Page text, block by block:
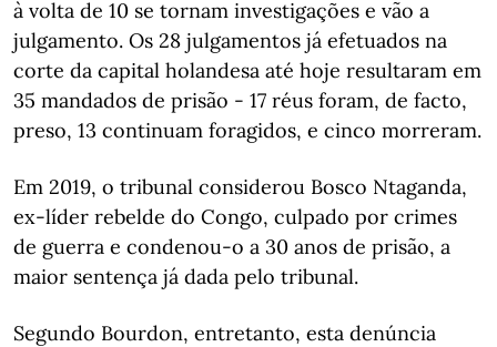
à volta de 10 se tornam investigações e vão a
julgamento. Os 28 julgamentos já efetuados na
corte da capital holandesa até hoje resultaram em
35 mandados de prisão - 17 réus foram, de facto,
preso, 13 continuam foragidos, e cinco morreram.
Em 2019, o tribunal considerou Bosco Ntaganda,
ex-líder rebelde do Congo, culpado por crimes
de guerra e condenou-o a 30 anos de prisão, a
maior sentença já dada pelo tribunal.
Segundo Bourdon, entretanto, esta denúncia